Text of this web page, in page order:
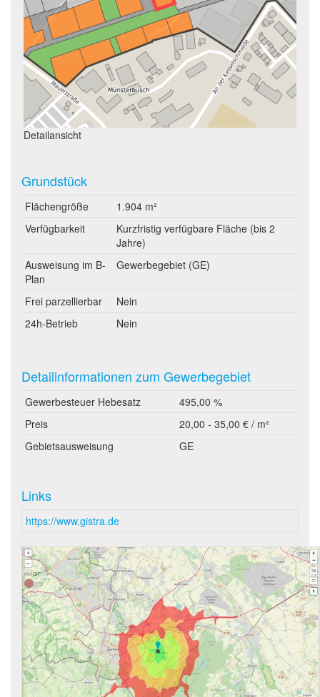
Detailansicht
Grundstück
Flächengröße
1.904 m²
Verfügbarkeit
Kurzfristig verfügbare Fläche (bis 2
Jahre)
Ausweisung im B-
Plan
Gewerbegebiet (GE)
Frei parzellierbar
Nein
24h-Betrieb
Nein
Detailinformationen zum Gewerbegebiet
Gewerbesteuer Hebesatz
495,00 %
Preis
20,00 - 35,00 € / m²
Gebietsausweisung
GE
Links
https://www.gistra.de